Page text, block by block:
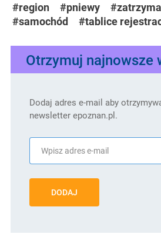
#region #pniewy
#samochód
#tablice
Otrzymuj najnowsze
Dodaj adres e-mail aby
newsletter epoznan.pl.
DODAJ